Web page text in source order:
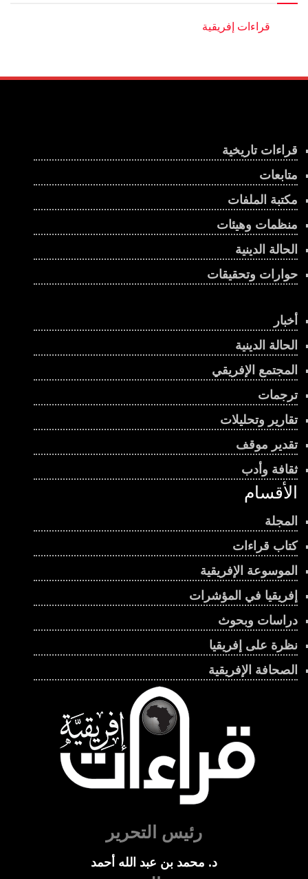
قراءات تاريخية
متابعات
مكتبة الملفات
منظمات وهيئات
الحالة الدينية
حوارات وتحقيقات
أخبار
الحالة الدينية
المجتمع الإفريقي
ترجمات
تقارير وتحليلات
تقدير موقف
ثقافة وأدب
الأقسام
المجلة
كتاب قراءات
الموسوعة الإفريقية
إفريقيا في المؤشرات
دراسات وبحوث
نظرة على إفريقيا
الصحافة الإفريقية
رئيس التحرير
د. محمد بن عبد الله أحمد